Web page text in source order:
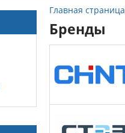
Главная страница
Бренды